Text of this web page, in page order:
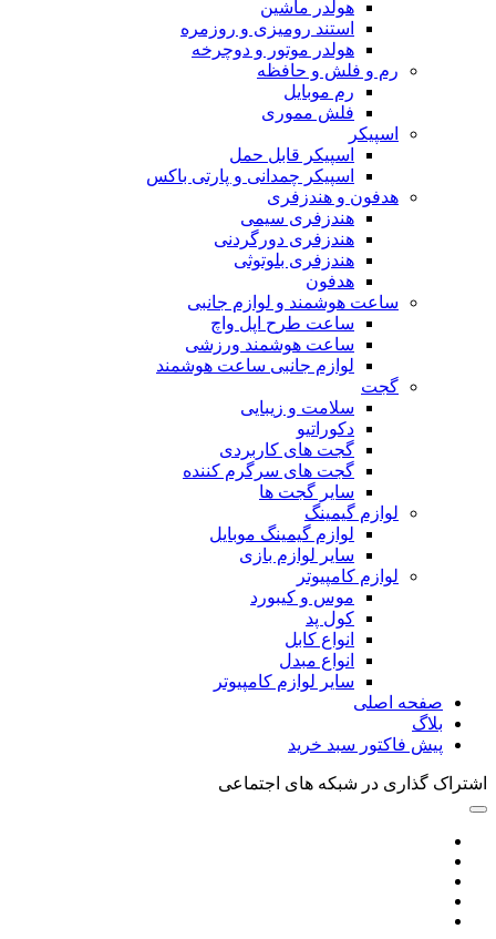
هولدر ماشین
استند رومیزی و روزمره
هولدر موتور و دوچرخه
رم و فلش و حافظه
رم موبایل
فلش مموری
اسپیکر
اسپیکر قابل حمل
اسپیکر چمدانی و پارتی باکس
هدفون و هندزفری
هندزفری سیمی
هندزفری دورگردنی
هندزفری بلوتوثی
هدفون
ساعت هوشمند و لوازم جانبی
ساعت طرح اپل واچ
ساعت هوشمند ورزشی
لوازم جانبی ساعت هوشمند
گجت
سلامت و زیبایی
دکوراتیو
گجت های کاربردی
گجت های سرگرم کننده
سایر گجت ها
لوازم گیمینگ
لوازم گیمینگ موبایل
سایر لوازم بازی
لوازم کامپیوتر
موس و کیبورد
کول پد
انواع کابل
انواع مبدل
سایر لوازم کامپیوتر
صفحه اصلی
بلاگ
پیش فاکتور سبد خرید
اشتراک گذاری در شبکه های اجتماعی